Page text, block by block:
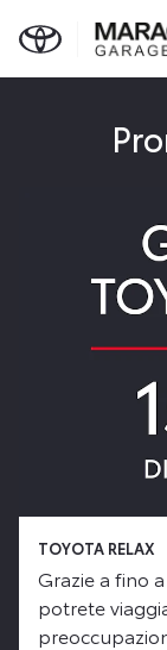
TOYOTA RELAX
Grazie a fino
potrete